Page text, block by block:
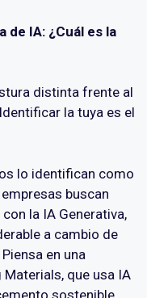
de IA: ¿Cuál es la
distinta frente al
la tuya es el
lo identifican como
buscan
la IA Generativa,
a cambio de
en una
que usa IA
sostenible,